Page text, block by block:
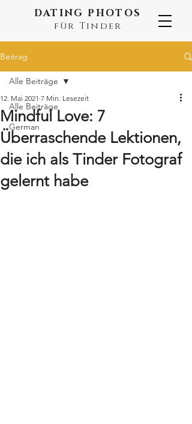
DATING PHOTOS
für Tinder
Beitrag
Alle Beiträge
German
Alle Beiträge
Mindful Love: 7
Überraschende Lektionen,
die ich als Tinder Fotograf
gelernt habe
12. Mai 2021 7 Min. Lesezeit